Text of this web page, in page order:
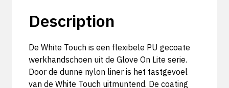
Description
De White Touch is een flexibele PU gecoate
werkhandschoen uit de Glove On Lite serie.
Door de dunne nylon liner is het tastgevoel
van de White Touch uitmuntend. De coating